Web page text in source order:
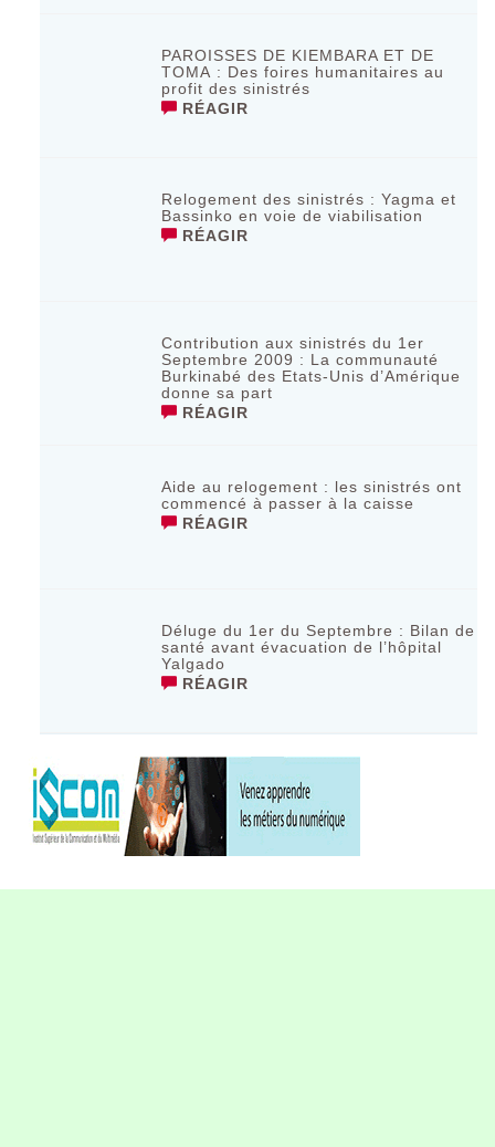
PAROISSES DE KIEMBARA ET DE
TOMA : Des foires humanitaires au
profit des sinistrés
RÉAGIR
Relogement des sinistrés : Yagma et
Bassinko en voie de viabilisation
RÉAGIR
Contribution aux sinistrés du 1er
Septembre 2009 : La communauté
Burkinabé des Etats-Unis d’Amérique
donne sa part
RÉAGIR
Aide au relogement : les sinistrés ont
commencé à passer à la caisse
RÉAGIR
Déluge du 1er du Septembre : Bilan de
santé avant évacuation de l’hôpital
Yalgado
RÉAGIR